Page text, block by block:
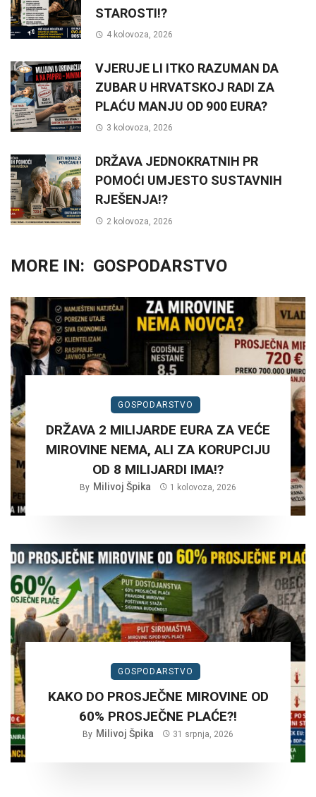
STAROSTI!?
4 kolovoza, 2026
VJERUJE LI ITKO RAZUMAN DA
ZUBAR U HRVATSKOJ RADI ZA
PLAĆU MANJU OD 900 EURA?
3 kolovoza, 2026
DRŽAVA JEDNOKRATNIH PR
POMOĆI UMJESTO SUSTAVNIH
RJEŠENJA!?
2 kolovoza, 2026
MORE IN: GOSPODARSTVO
GOSPODARSTVO
DRŽAVA 2 MILIJARDE EURA ZA VEĆE
MIROVINE NEMA, ALI ZA KORUPCIJU
OD 8 MILIJARDI IMA!?
By Milivoj Špika 1 kolovoza, 2026
GOSPODARSTVO
KAKO DO PROSJEČNE MIROVINE OD
60% PROSJEČNE PLAĆE?!
By Milivoj Špika 31 srpnja, 2026